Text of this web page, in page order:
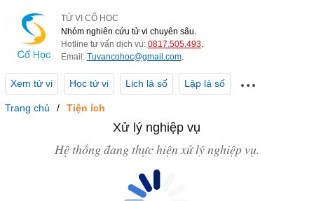
TỬ VI CỔ HỌC
Nhóm nghiên cứu tử vi chuyên sâu.
Hotline tư vấn dịch vụ: 0817.505.493.
Email: Tuvancohoc@gmail.com.
Xem tử vi Học tử vi Lịch lá số Lập lá số
Trang chủ Tiện ích
Xử lý nghiệp vụ
Hệ thống đang thực hiện xử lý nghiệp vụ.